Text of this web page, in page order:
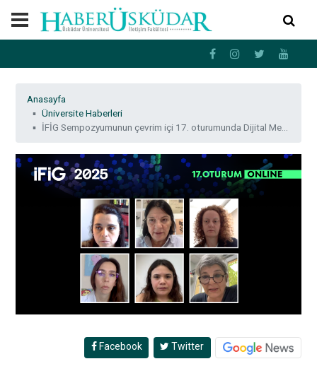
Anasayfa
Üniversite Haberleri
İFİG Sempozyumunun çevrim içi 17. oturumunda Dijital Medya, Sanat ve Oyun konuşuldu
Facebook Twitter